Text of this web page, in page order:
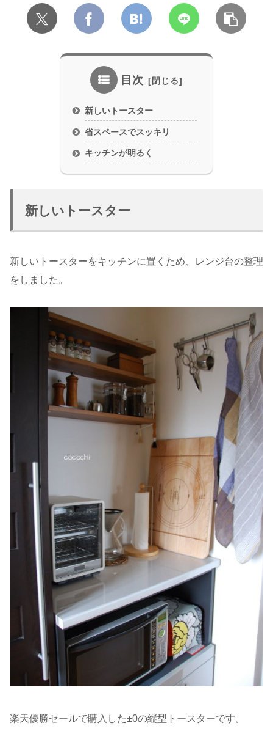
目次
新しいトースター
省スペースでスッキリ
キッチンが明るく
新しいトースター
新しいトースターをキッチンに置くため、レンジ台の整理
をしました。
楽天優勝セールで購入した±0の縦型トースターです。